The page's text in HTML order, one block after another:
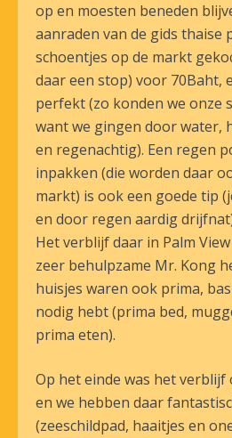
op en moesten beneden
aanraden van de gids thaise
schoentjes op de markt
daar een stop) voor 70Baht,
perfekt (zo konden we onze
want we gingen door water,
en regenachtig). Een regen
inpakken (die worden daar
markt) is ook een goede tip
en door regen aardig
Het verblijf daar in Palm
zeer behulpzame Mr. Kong
huisjes waren ook prima,
nodig hebt (prima bed,
prima eten).
Op het einde was het
en we hebben daar
(zeeschildpad, haaitjes en